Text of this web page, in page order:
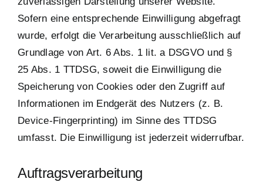
Sofern eine entsprechende Einwilligung abgefragt
wurde, erfolgt die Verarbeitung ausschließlich auf
Grundlage von Art. 6 Abs. 1 lit. a DSGVO und §
25 Abs. 1 TTDSG, soweit die Einwilligung die
Speicherung von Cookies oder den Zugriff auf
Informationen im Endgerät des Nutzers (z. B.
Device-Fingerprinting) im Sinne des TTDSG
umfasst. Die Einwilligung ist jederzeit widerrufbar.
Auftragsverarbeitung